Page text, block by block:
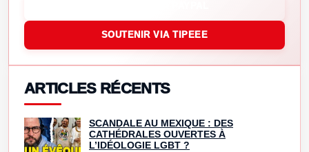
SOUTENIR VIA TIPEEE
ARTICLES RÉCENTS
SCANDALE AU MEXIQUE : DES
CATHÉDRALES OUVERTES À
L’IDÉOLOGIE LGBT ?